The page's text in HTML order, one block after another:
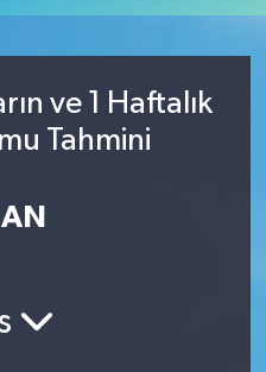
ve 1 Haftalık
Tahmini